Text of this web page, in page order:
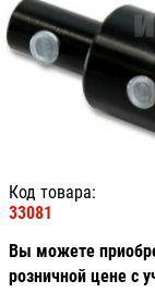
Код товара:
33081
Вы можете
розничной цене с